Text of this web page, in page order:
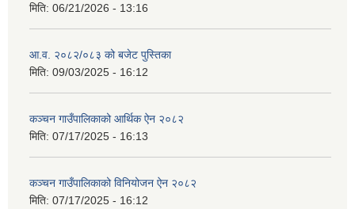
मिति: 06/21/2026 - 13:16
आ.व. २०८२/०८३ को बजेट पुस्तिका
मिति: 09/03/2025 - 16:12
कञ्‍चन गाउँपालिकाको आर्थिक ऐन २०८२
मिति: 07/17/2025 - 16:13
कञ्‍चन गाउँपालिकाको विनियोजन ऐन २०८२
मिति: 07/17/2025 - 16:12